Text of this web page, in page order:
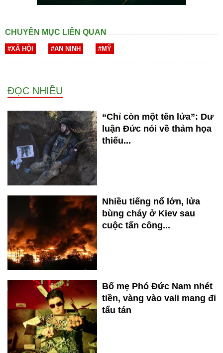
CHUYÊN MỤC LIÊN QUAN
#XÃ HỘI #AN NINH #MỸ
ĐỌC NHIỀU
“Chỉ còn một tên lửa”: Dư
luận Đức nói về thảm họa
thiếu...
Nhiều tiếng nổ lớn, lửa
bùng cháy ở Kiev sau
cuộc tấn công...
Bố mẹ Phó Đức Nam nhét
tiền, vàng vào vali mang đi
tẩu tán